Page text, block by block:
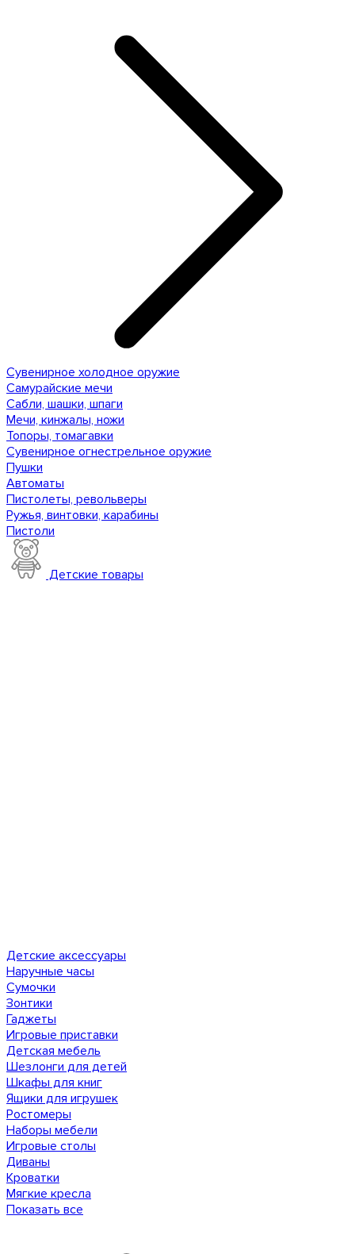
Сувенирное холодное оружие
Самурайские мечи
Сабли, шашки, шпаги
Мечи, кинжалы, ножи
Топоры, томагавки
Сувенирное огнестрельное оружие
Пушки
Автоматы
Пистолеты, револьверы
Ружья, винтовки, карабины
Пистоли
Детские товары
Детские аксессуары
Наручные часы
Сумочки
Зонтики
Гаджеты
Игровые приставки
Детская мебель
Шезлонги для детей
Шкафы для книг
Ящики для игрушек
Ростомеры
Наборы мебели
Игровые столы
Диваны
Кроватки
Мягкие кресла
Показать все